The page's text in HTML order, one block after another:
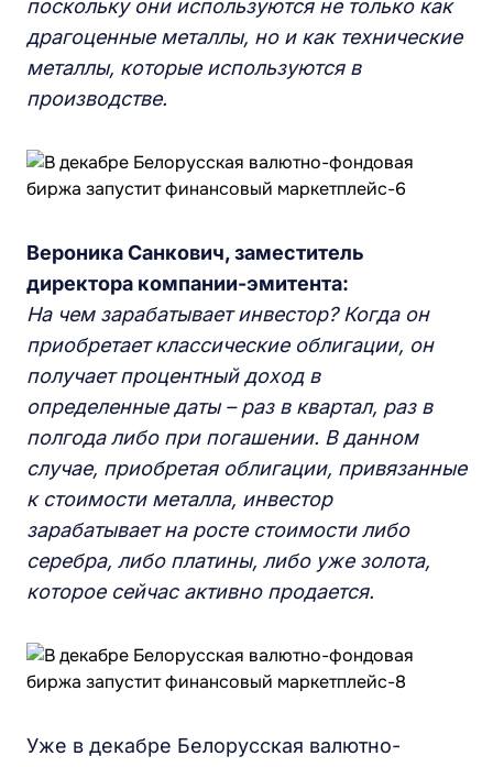
поскольку они используются не только как
драгоценные металлы, но и как технические
металлы, которые используются в
производстве.
Вероника Санкович, заместитель
директора компании-эмитента:
На чем зарабатывает инвестор? Когда он
приобретает классические облигации, он
получает процентный доход в
определенные даты – раз в квартал, раз в
полгода либо при погашении. В данном
случае, приобретая облигации, привязанные
к стоимости металла, инвестор
зарабатывает на росте стоимости либо
серебра, либо платины, либо уже золота,
которое сейчас активно продается.
Уже в декабре Белорусская валютно-